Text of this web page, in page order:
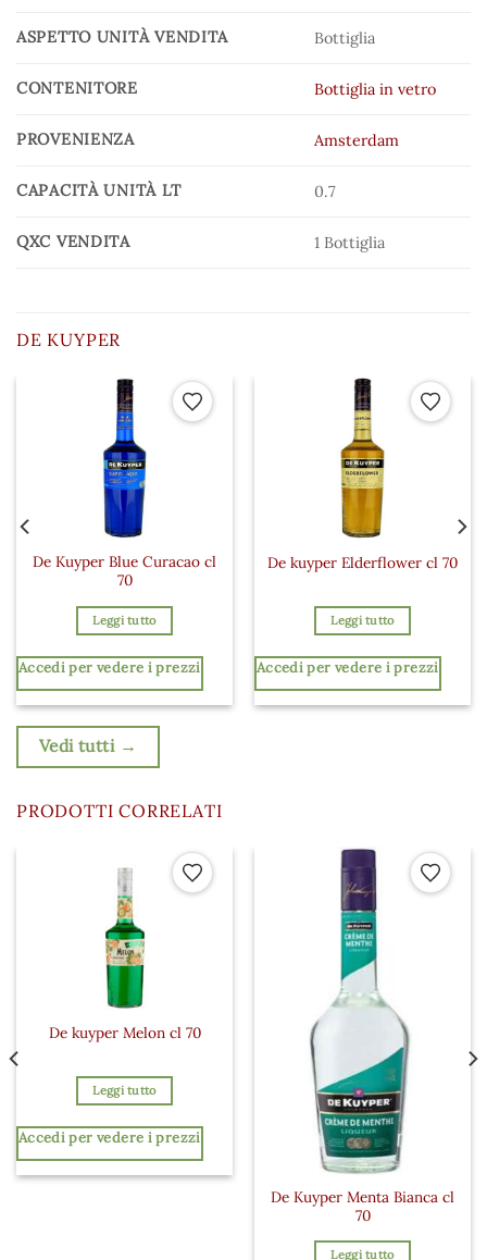
ASPETTO UNITÀ VENDITA Bottiglia
CONTENITORE Bottiglia in vetro
PROVENIENZA Amsterdam
CAPACITÀ UNITÀ LT 0.7
QXC VENDITA 1 Bottiglia
DE KUYPER
Aggiungi ai preferiti
De Kuyper Blue Curacao cl
70
Leggi tutto
Accedi per vedere i prezzi
De kuyper Elderflower cl 70
Leggi tutto
Accedi per vedere i prezzi
Vedi tutti →
PRODOTTI CORRELATI
Aggiungi ai preferiti
De kuyper Melon cl 70
Leggi tutto
Accedi per vedere i prezzi
De Kuyper Menta Bianca cl
70
Leggi tutto